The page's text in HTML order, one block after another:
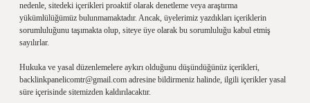
nedenle, sitedeki içerikleri proaktif olarak denetleme veya araştırma
yükümlülüğümüz bulunmamaktadır. Ancak, üyelerimiz yazdıkları içeriklerin
sorumluluğunu taşımakta olup, siteye üye olarak bu sorumluluğu kabul etmiş
sayılırlar.
Hukuka ve yasal düzenlemelere aykırı olduğunu düşündüğünüz içerikleri,
backlinkpanelicomtr@gmail.com adresine bildirmeniz halinde, ilgili içerikler yasal
süre içerisinde sitemizden kaldırılacaktır.